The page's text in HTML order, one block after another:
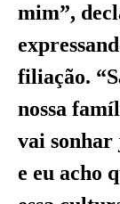
mim”,
filiação.
nossa
vai sonhar
e eu acho